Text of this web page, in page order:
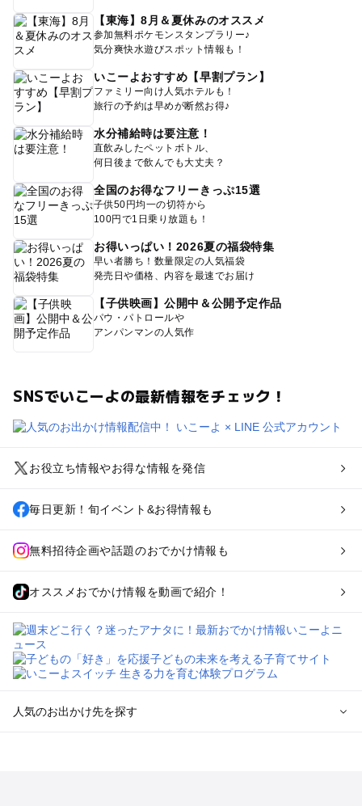
【東海】8月＆夏休みのオススメ
参加無料ポケモンスタンプラリー♪
気分爽快水遊びスポット情報も！
いこーよおすすめ【早割プラン】
ファミリー向け人気ホテルも！
旅行の予約は早めが断然お得♪
水分補給時は要注意！
直飲みしたペットボトル、
何日後まで飲んでも大丈夫？
全国のお得なフリーきっぷ15選
子供50円均一の切符から
100円で1日乗り放題も！
お得いっぱい！2026夏の福袋特集
早い者勝ち！数量限定の人気福袋
発売日や価格、内容を最速でお届け
【子供映画】公開中＆公開予定作品
パウ・パトロールや
アンパンマンの人気作
SNSでいこーよの最新情報をチェック！
お役立ち情報やお得な情報を発信
毎日更新！旬イベント&お得情報も
無料招待企画や話題のおでかけ情報も
オススメおでかけ情報を動画で紹介！
人気のお出かけ先を探す